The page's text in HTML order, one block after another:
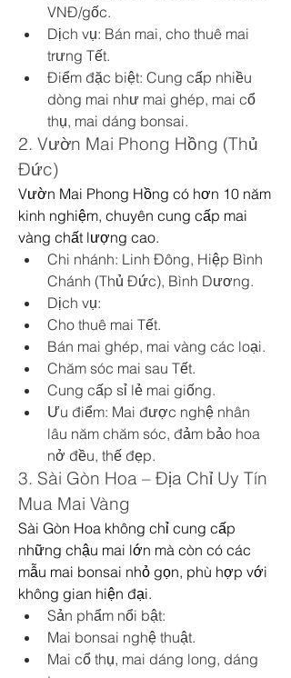
VNĐ/gốc.
Dịch vụ: Bán mai, cho thuê mai
trưng Tết.
Điểm đặc biệt: Cung cấp nhiều
dòng mai như mai ghép, mai cổ
thụ, mai dáng bonsai.
2. Vườn Mai Phong Hồng (Thủ
Đức)
Vườn Mai Phong Hồng có hơn 10 năm
kinh nghiệm, chuyên cung cấp mai
vàng chất lượng cao.
Chi nhánh: Linh Đông, Hiệp Bình
Chánh (Thủ Đức), Bình Dương.
Dịch vụ:
Cho thuê mai Tết.
Bán mai ghép, mai vàng các loại.
Chăm sóc mai sau Tết.
Cung cấp sỉ lẻ mai giống.
Ưu điểm: Mai được nghệ nhân
lâu năm chăm sóc, đảm bảo hoa
nở đều, thế đẹp.
3. Sài Gòn Hoa – Địa Chỉ Uy Tín
Mua Mai Vàng
Sài Gòn Hoa không chỉ cung cấp
những chậu mai lớn mà còn có các
mẫu mai bonsai nhỏ gọn, phù hợp với
không gian hiện đại.
Sản phẩm nổi bật:
Mai bonsai nghệ thuật.
Mai cổ thụ, mai dáng long, dáng